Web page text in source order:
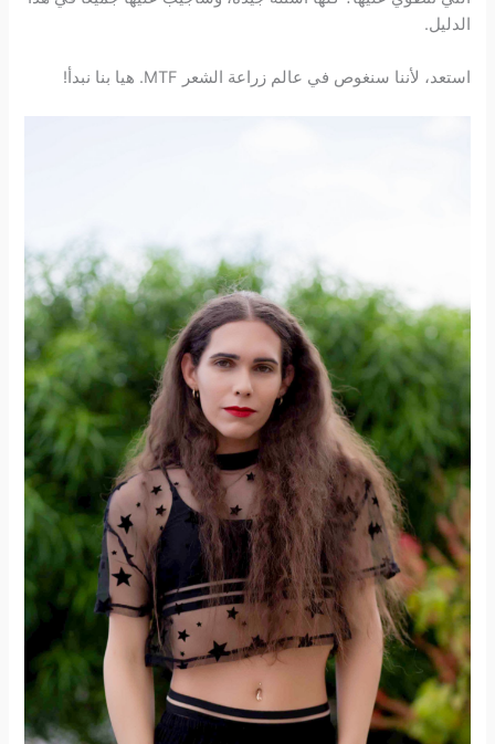
الدليل.
استعد، لأننا سنغوص في عالم زراعة الشعر MTF. هيا بنا نبدأ!